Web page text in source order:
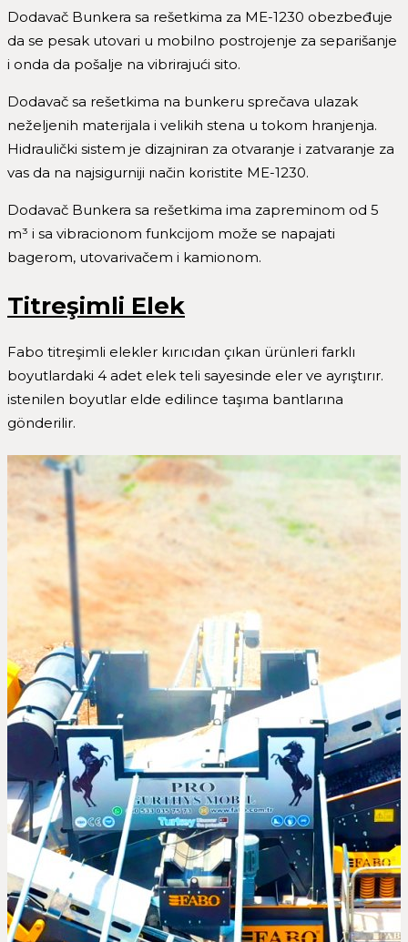
Dodavač Bunkera sa rešetkima za ME-1230 obezbeđuje
da se pesak utovari u mobilno postrojenje za separišanje
i onda da pošalje na vibrirajući sito.
Dodavač sa rešetkima na bunkeru sprečava ulazak
neželjenih materijala i velikih stena u tokom hranjenja.
Hidraulički sistem je dizajniran za otvaranje i zatvaranje za
vas da na najsigurniji način koristite ME-1230.
Dodavač Bunkera sa rešetkima ima zapreminom od 5
m³ i sa vibracionom funkcijom može se napajati
bagerom, utovarivačem i kamionom.
Titreşimli Elek
Fabo titreşimli elekler kırıcıdan çıkan ürünleri farklı
boyutlardaki 4 adet elek teli sayesinde eler ve ayrıştırır.
istenilen boyutlar elde edilince taşıma bantlarına
gönderilir.